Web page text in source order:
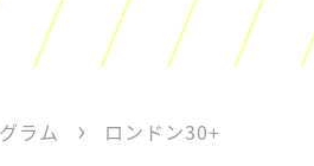
ラム ロンドン30+